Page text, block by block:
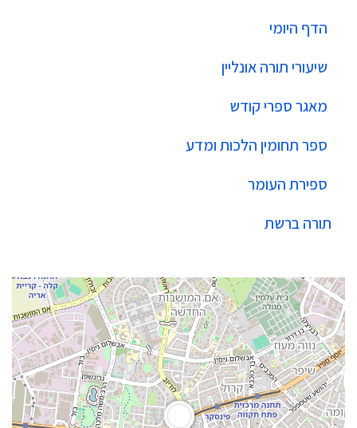
הדף היומי
שיעורי תורה אונליין
מאגר ספרי קודש
ספר תחומין הלכות ומדע
ספירת העומר
תורה ברשת